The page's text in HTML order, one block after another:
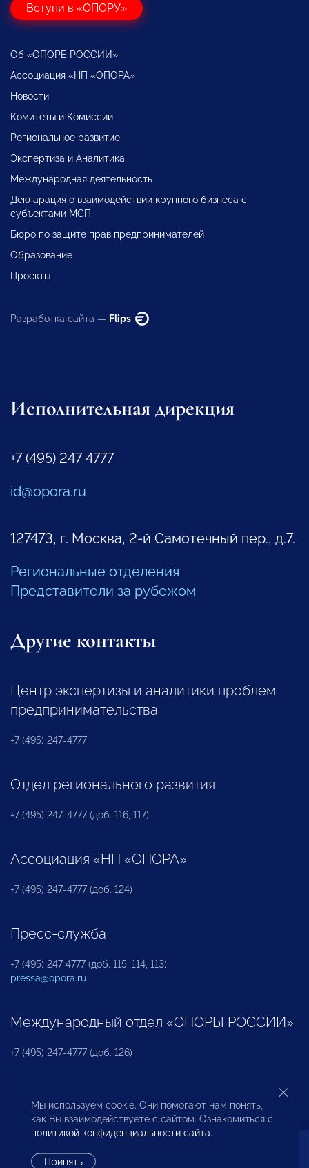
Вступи в «ОПОРУ»
Об «ОПОРЕ РОССИИ»
Ассоциация «НП «ОПОРА»
Новости
Комитеты и Комиссии
Региональное развитие
Экспертиза и Аналитика
Международная деятельность
Декларация о взаимодействии крупного бизнеса с
субъектами МСП
Бюро по защите прав предпринимателей
Образование
Проекты
Разработка сайта — Flips
Исполнительная дирекция
+7 (495) 247 4777
id@opora.ru
127473, г. Москва, 2-й Самотечный пер., д.7.
Региональные отделения
Представители за рубежом
Другие контакты
Центр экспертизы и аналитики проблем
предпринимательства
+7 (495) 247-4777
Отдел регионального развития
+7 (495) 247-4777 (доб. 116, 117)
Ассоциация «НП «ОПОРА»
+7 (495) 247-4777 (доб. 124)
Пресс-служба
+7 (495) 247 4777 (доб. 115, 114, 113)
pressa@opora.ru
Международный отдел «ОПОРЫ РОССИИ»
+7 (495) 247-4777 (доб. 126)
Бюро по защите прав предпринимателей и
инвесторов
Мы используем cookie. Они помогают нам понять,
как Вы взаимодействуете с сайтом. Ознакомиться с
политикой конфиденциальности сайта.
Принять